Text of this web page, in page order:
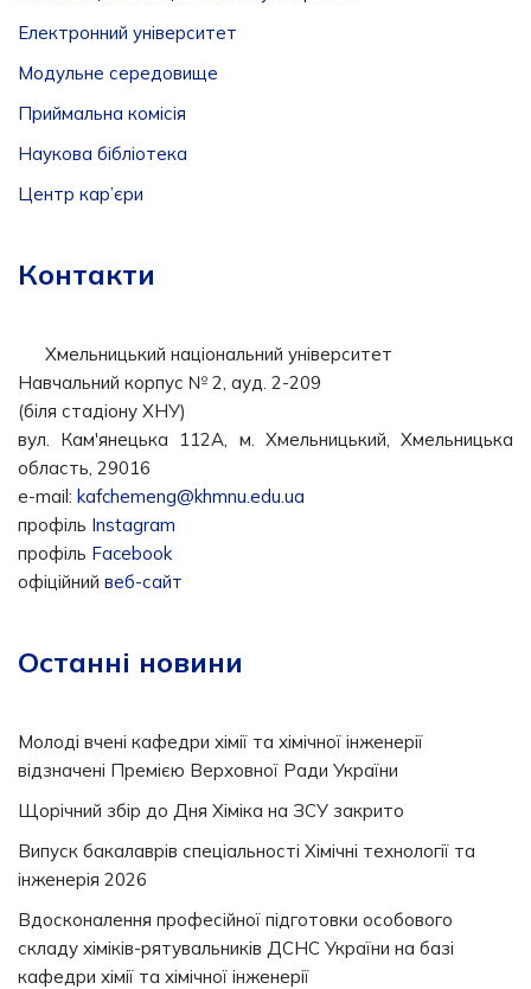
Електронний університет
Модульне середовище
Приймальна комісія
Наукова бібліотека
Центр кар’єри
Контакти
Хмельницький національний університет
Навчальний корпус № 2, ауд. 2-209
(біля стадіону ХНУ)
вул. Кам'янецька 112А, м. Хмельницький, Хмельницька
область, 29016
e-mail: kafchemeng@khmnu.edu.ua
профіль Instagram
профіль Facebook
офіційний веб-сайт
Останні новини
Молоді вчені кафедри хімії та хімічної інженерії
відзначені Премією Верховної Ради України
Щорічний збір до Дня Хіміка на ЗСУ закрито
Випуск бакалаврів спеціальності Хімічні технології та
інженерія 2026
Вдосконалення професійної підготовки особового
складу хіміків-рятувальників ДСНС України на базі
кафедри хімії та хімічної інженерії